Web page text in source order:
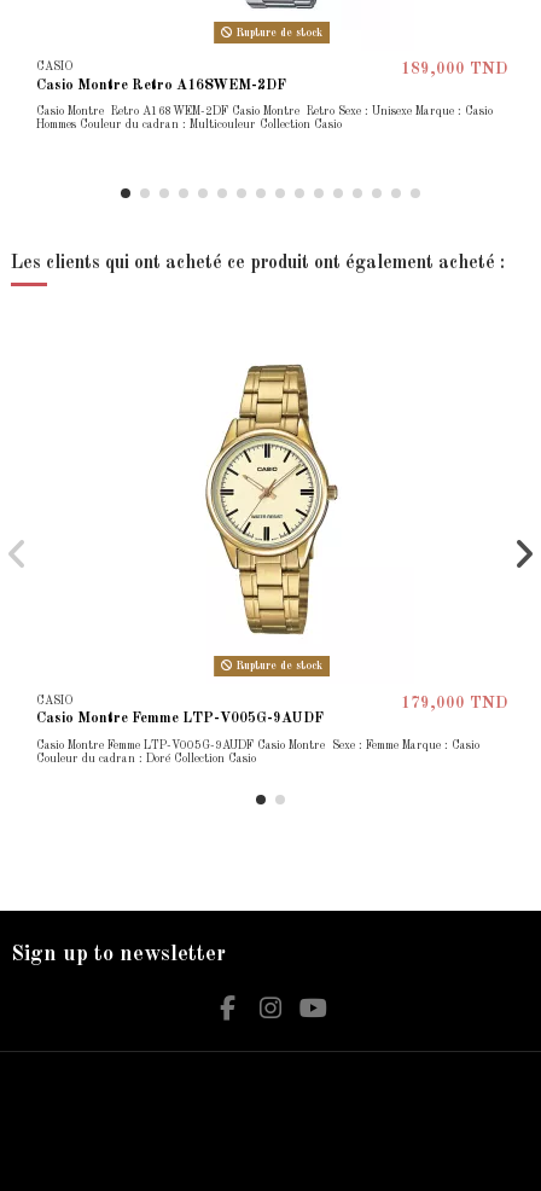
Rupture de stock
CASIO
Casio Montre Retro A168WEM-2DF
189,000 TND
Casio Montre Retro A168WEM-2DF Casio Montre Retro Sexe : Unisexe Marque : Casio
Hommes Couleur du cadran : Multicouleur Collection Casio
Les clients qui ont acheté ce produit ont également acheté :
Rupture de stock
CASIO
Casio Montre Femme LTP-V005G-9AUDF
179,000 TND
Casio Montre Femme LTP-V005G-9AUDF Casio Montre Sexe : Femme Marque : Casio
Couleur du cadran : Doré Collection Casio
Sign up to newsletter